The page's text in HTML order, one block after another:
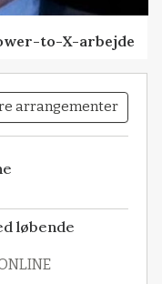
to-X-arbejde
arrangementer
løbende